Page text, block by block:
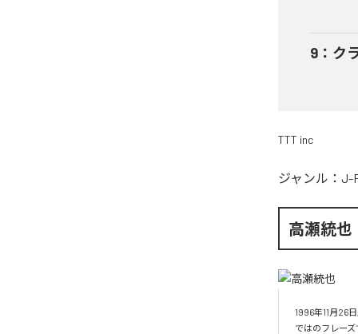
9 ： ク
TTT inc
ジャンル： J-
高瀬統也
1996年11月26
ではのフレー